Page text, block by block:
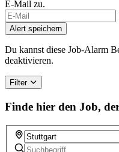
E-Mail zu.
Alert speichern
Du kannst diese Job-Alarm
deaktivieren.
Filter
Finde hier den Job,